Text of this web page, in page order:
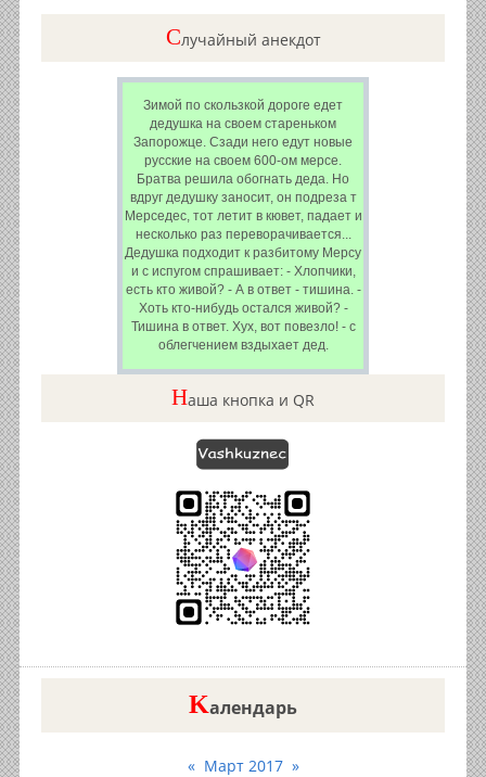
Cлучайный анекдот
Зимой по скользкой дороге едет
дедушка на своем стареньком
Запорожце. Сзади него едут новые
русские на своем 600-ом мерсе.
Братва решила обогнать деда. Но
вдруг дедушку заносит, он подреза т
Мерседес, тот летит в кювет, падает и
несколько раз переворачивается...
Дедушка подходит к разбитому Мерсу
и с испугом спрашивает: - Хлопчики,
есть кто живой? - А в ответ - тишина. -
Хоть кто-нибудь остался живой? -
Тишина в ответ. Хух, вот повезло! - с
облегчением вздыхает дед.
Наша кнопка и QR
Kалендарь
« Март 2017 »